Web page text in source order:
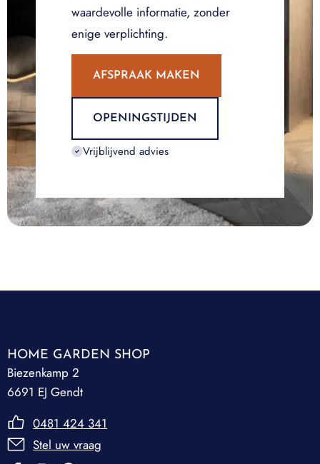
waardevolle informatie, zonder
enige verplichting.
AFSPRAAK MAKEN
OPENINGSTIJDEN
Vrijblijvend advies
HOME GARDEN SHOP
Biezenkamp 2
6691 EJ Gendt
0481 424 341
Stel uw vraag